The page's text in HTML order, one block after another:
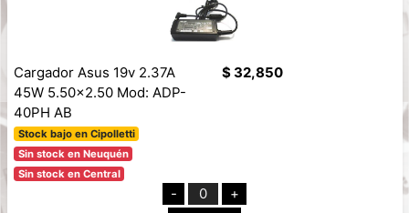
Cargador Asus 19v 2.37A
45W 5.50x2.50 Mod: ADP-
40PH AB
Stock bajo en Cipolletti
Sin stock en Neuquén
Sin stock en Central
$ 32,850
- 0 +